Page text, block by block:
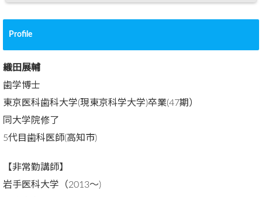
Profile
織田展輔
歯学博士
東京医科歯科大学(現東京科学大学)卒業(47期）
同大学院修了
5代目歯科医師(高知市)
【非常勤講師】
岩手医科大学（2013～)